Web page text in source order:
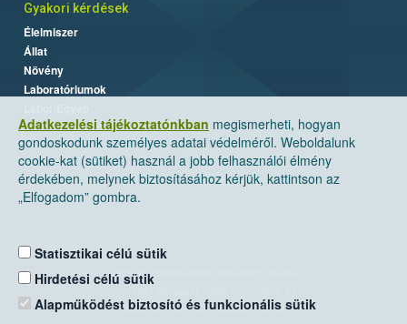
Adatkezelési tájékoztatónkban megismerheti, hogyan
gondoskodunk személyes adatai védelméről. Weboldalunk
cookie-kat (sütiket) használ a jobb felhasználói élmény
érdekében, melynek biztosításához kérjük, kattintson az
„Elfogadom” gombra.
Statisztikai célú sütik
Hirdetési célú sütik
Alapműködést biztosító és funkcionális sütik
Gyakori kérdések
Élelmiszer
Állat
Növény
Laboratóriumok
Nemzeti Élelmiszerlánc-biztonsági Hivatal
Levelezési cím: 1525 Budapest. Pf. 30.